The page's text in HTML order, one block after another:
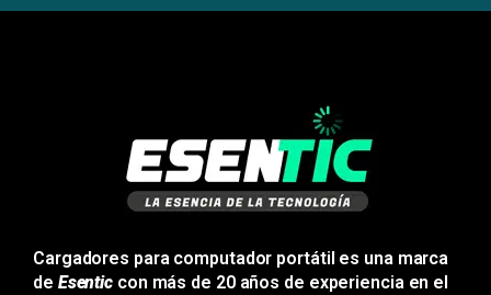
Cargadores para computador portátil es una marca
de Esentic con más de 20 años de experiencia en el